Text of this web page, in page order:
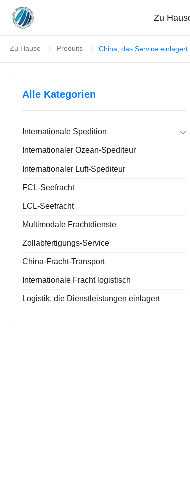
Zu
Zu Hause Produits China, das Service einlagert
Alle Kategorien
Internationale Spedition
Absender-Export-Import
China, das Service einlagert
Internationaler Ozean-Spediteur
Internationaler Luft-Spediteur
FCL-Seefracht
LCL-Seefracht
Multimodale Frachtdienste
Zollabfertigungs-Service
China-Fracht-Transport
Internationale Fracht logistisch
Logistik, die Dienstleistungen einlagert